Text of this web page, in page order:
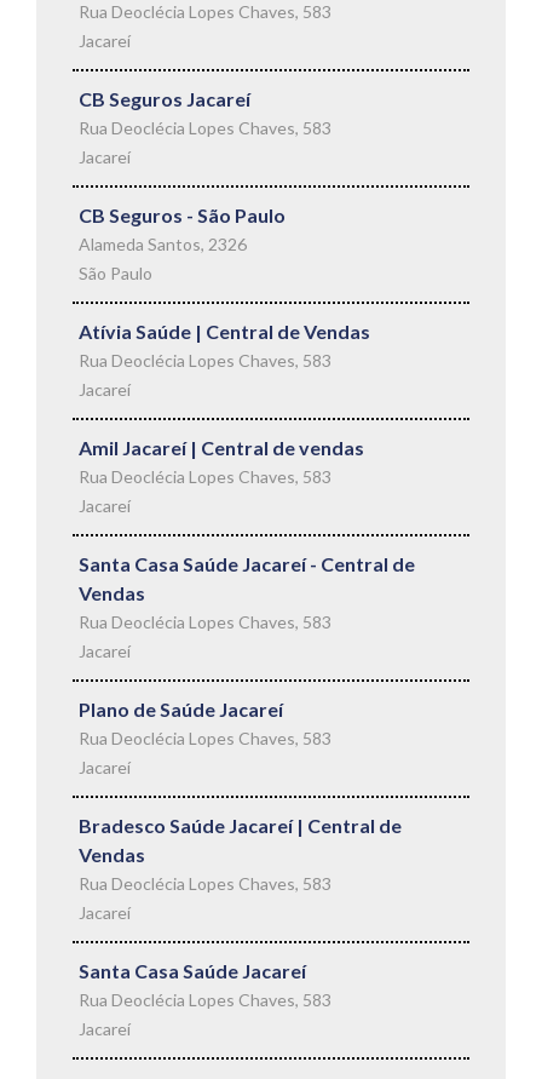
Rua Deoclécia Lopes Chaves, 583
Jacareí
CB Seguros Jacareí
Rua Deoclécia Lopes Chaves, 583
Jacareí
CB Seguros - São Paulo
Alameda Santos, 2326
São Paulo
Atívia Saúde | Central de Vendas
Rua Deoclécia Lopes Chaves, 583
Jacareí
Amil Jacareí | Central de vendas
Rua Deoclécia Lopes Chaves, 583
Jacareí
Santa Casa Saúde Jacareí - Central de
Vendas
Rua Deoclécia Lopes Chaves, 583
Jacareí
Plano de Saúde Jacareí
Rua Deoclécia Lopes Chaves, 583
Jacareí
Bradesco Saúde Jacareí | Central de
Vendas
Rua Deoclécia Lopes Chaves, 583
Jacareí
Santa Casa Saúde Jacareí
Rua Deoclécia Lopes Chaves, 583
Jacareí